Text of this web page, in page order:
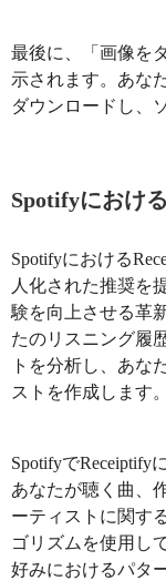
最後に、「画像を
示されます。あな
ダウンロードし、
Spotifyにおけ
Spotifyにおける
人化された推奨を
験を向上させる革
たのリスニング履
トを分析し、あな
ストを作成します。
SpotifyでReceiptify
あなたが聴く曲、
ーティストに関す
ゴリズムを使用し
好みにおけるパタ